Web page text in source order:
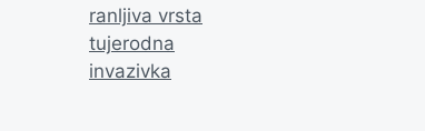
ranljiva vrsta
tujerodna
invazivka